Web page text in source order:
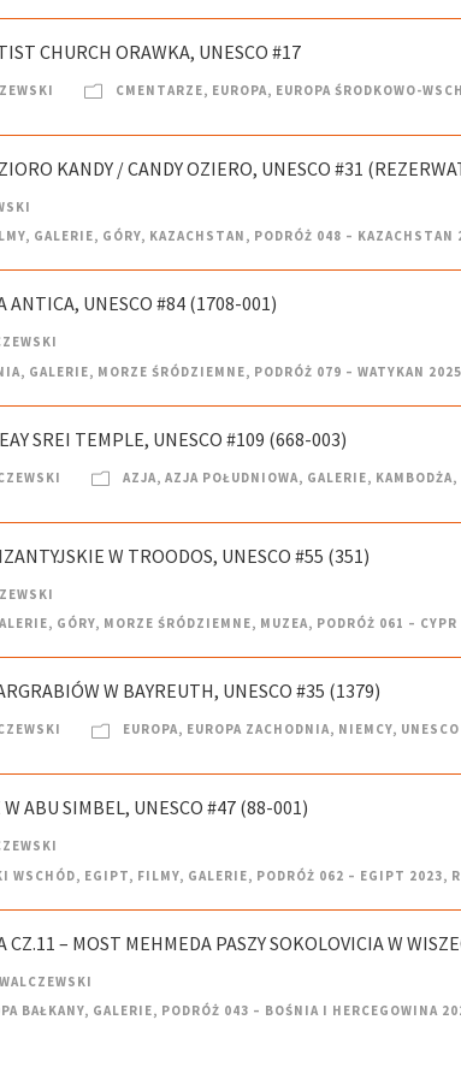
CHURCH ORAWKA, UNESCO #17
CMENTARZE, EUROPA, EUROPA ŚRODKOWO-
KANDY / CANDY OZIERO, UNESCO #31
, GALERIE, GÓRY, KAZACHSTAN , PODRÓŻ 048 – KAZACHSTAN
ANTICA, UNESCO #84 (1708-001)
, GALERIE, MORZE ŚRÓDZIEMNE, PODRÓŻ 079 – WATYKAN 2025
SREI TEMPLE, UNESCO #109 (668-003)
AZJA, AZJA POŁUDNIOWA, GALERIE, KAMBODŻA,
W TROODOS, UNESCO #55 (351)
, GÓRY, MORZE ŚRÓDZIEMNE, MUZEA, PODRÓŻ 061 –
W BAYREUTH, UNESCO #35 (1379)
EUROPA, EUROPA ZACHODNIA, NIEMCY, UNESCO
ABU SIMBEL, UNESCO #47 (88-001)
WSCHÓD, EGIPT, FILMY, GALERIE, PODRÓŻ 062 – EGIPT 2023,
– MOST MEHMEDA PASZY SOKOLOVICIA W
BAŁKANY, GALERIE, PODRÓŻ 043 – BOŚNIA I HERCEGOWINA